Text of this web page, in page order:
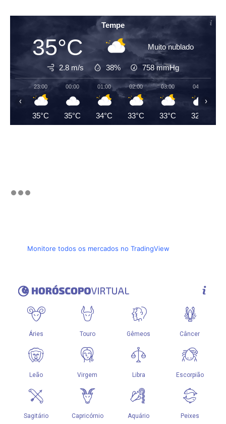
Tempe
35°C Muito nublado
2.8 m/s 38% 758mmHg
23:00
35°C
00:00
35°C
01:00
34°C
02:00
33°C
03:00
33°C
04:00
32°C
‹ ›
Monitore todos os mercados no TradingView